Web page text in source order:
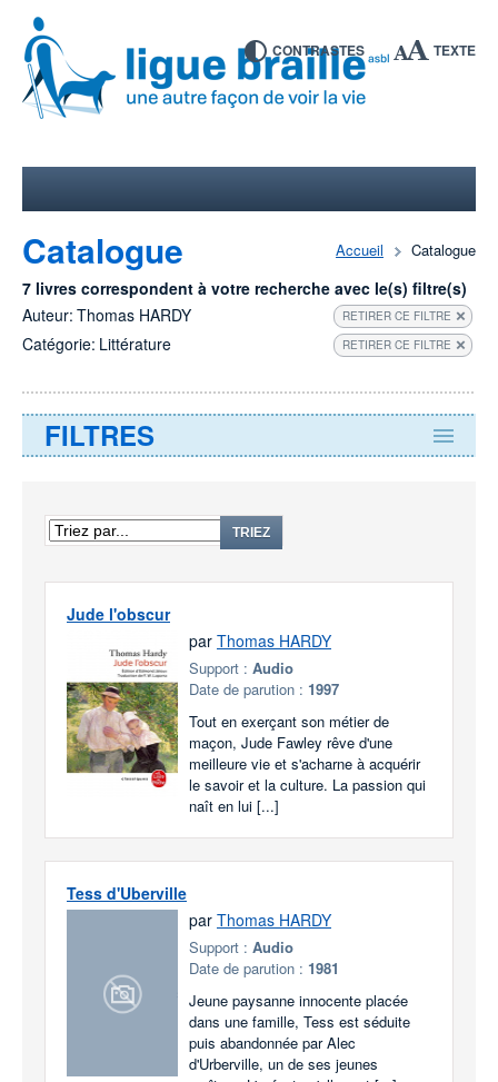
CONTRASTES TEXTE
Accueil Catalogue
Catalogue
7 livres correspondent à votre recherche avec le(s) filtre(s)
Auteur: Thomas HARDY RETIRER CE FILTRE
Catégorie: Littérature RETIRER CE FILTRE
FILTRES
TRIEZ
Jude l'obscur
par Thomas HARDY
Support : Audio
Date de parution : 1997
Tout en exerçant son métier de
maçon, Jude Fawley rêve d'une
meilleure vie et s'acharne à acquérir
le savoir et la culture. La passion qui
naît en lui [...]
Tess d'Uberville
par Thomas HARDY
Support : Audio
Date de parution : 1981
Jeune paysanne innocente placée
dans une famille, Tess est séduite
puis abandonnée par Alec
d'Urberville, un de ses jeunes